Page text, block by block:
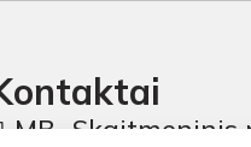
MB „Skaitmeninis